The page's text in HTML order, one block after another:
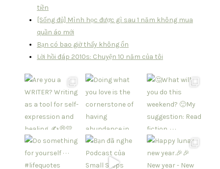
tiền
[Sống đủ] Mình học được gì sau 1 năm không mua
quần áo mới
Bạn có bao giờ thấy không ổn
Lời hồi đáp 2010s: Chuyện 10 năm của tôi